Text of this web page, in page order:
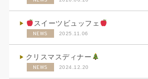
スイーツビュッフェ
NEWS 2025.11.06
クリスマスディナー
NEWS 2024.12.20